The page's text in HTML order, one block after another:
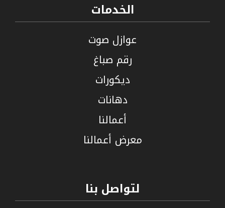
الخدمات
عوازل صوت
رقم صباغ
ديكورات
دهانات
أعمالنا
معرض أعمالنا
لتواصل بنا